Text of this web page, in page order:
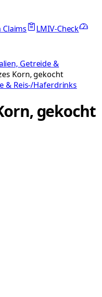
LMIV-Check
Getreide &
Korn, gekocht
& Reis-/Haferdrinks
gekocht